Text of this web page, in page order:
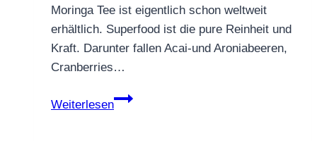
Moringa Tee ist eigentlich schon weltweit
erhältlich. Superfood ist die pure Reinheit und
Kraft. Darunter fallen Acai-und Aroniabeeren,
Cranberries…
Weiterlesen
Moringa